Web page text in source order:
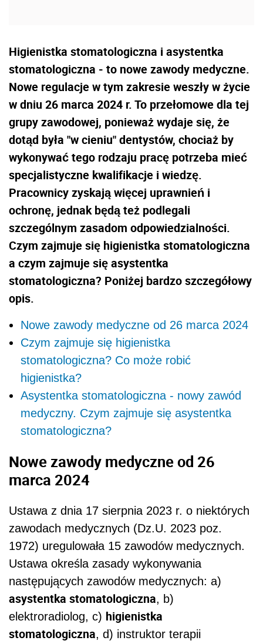
Higienistka stomatologiczna i asystentka
stomatologiczna - to nowe zawody medyczne.
Nowe regulacje w tym zakresie weszły w życie
w dniu 26 marca 2024 r. To przełomowe dla tej
grupy zawodowej, ponieważ wydaje się, że
dotąd była "w cieniu" dentystów, chociaż by
wykonywać tego rodzaju pracę potrzeba mieć
specjalistyczne kwalifikacje i wiedzę.
Pracownicy zyskają więcej uprawnień i
ochronę, jednak będą też podlegali
szczególnym zasadom odpowiedzialności.
Czym zajmuje się higienistka stomatologiczna
a czym zajmuje się asystentka
stomatologiczna? Poniżej bardzo szczegółowy
opis.
Nowe zawody medyczne od 26 marca 2024
Czym zajmuje się higienistka
stomatologiczna? Co może robić
higienistka?
Asystentka stomatologiczna - nowy zawód
medyczny. Czym zajmuje się asystentka
stomatologiczna?
Nowe zawody medyczne od 26
marca 2024
Ustawa z dnia 17 sierpnia 2023 r. o niektórych
zawodach medycznych (Dz.U. 2023 poz.
1972) uregulowała 15 zawodów medycznych.
Ustawa określa zasady wykonywania
następujących zawodów medycznych: a)
asystentka stomatologiczna, b)
elektroradiolog, c) higienistka
stomatologiczna, d) instruktor terapii